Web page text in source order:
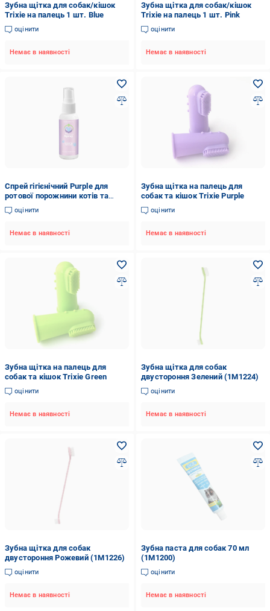
Зубна щітка для собак/кішок
Trixie на палець 1 шт. Blue
оцінити
Немає в наявності
Зубна щітка для собак/кішок
Trixie на палець 1 шт. Pink
оцінити
Немає в наявності
Спрей гігієнічний Purple для
ротової порожнини котів та
собак 10 мл
оцінити
Немає в наявності
Зубна щітка на палець для
собак та кішок Trixie Purple
оцінити
Немає в наявності
Зубна щітка на палець для
собак та кішок Trixie Green
оцінити
Немає в наявності
Зубна щітка для собак
двустороння Зелений (1M1224)
оцінити
Немає в наявності
Зубна щітка для собак
двустороння Рожевий (1M1226)
оцінити
Немає в наявності
Зубна паста для собак 70 мл
(1М1200)
оцінити
Немає в наявності